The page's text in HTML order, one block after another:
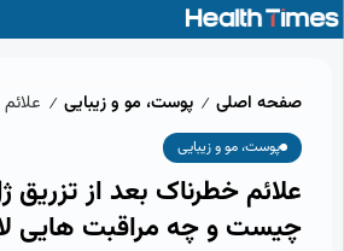
صفحه اصلی / پوست، مو و زیبایی / علائم
پوست، مو و زیبایی
علائم خطرناک بعد از تزریق
چیست و چه مراقبت‌ هایی